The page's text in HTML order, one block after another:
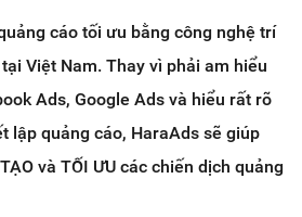
cáo tối ưu bằng công nghệ trí
Việt Nam. Thay vì phải am hiểu
Ads, Google Ads và hiểu rất rõ
lập quảng cáo, HaraAds sẽ giúp
và TỐI ƯU các chiến dịch quảng